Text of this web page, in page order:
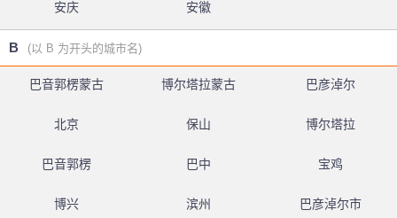
安庆 安徽
B (以 B 为开头的城市名)
巴音郭楞蒙古 博尔塔拉蒙古 巴彦淖尔
北京 保山 博尔塔拉
巴音郭楞 巴中 宝鸡
博兴 滨州 巴彦淖尔市